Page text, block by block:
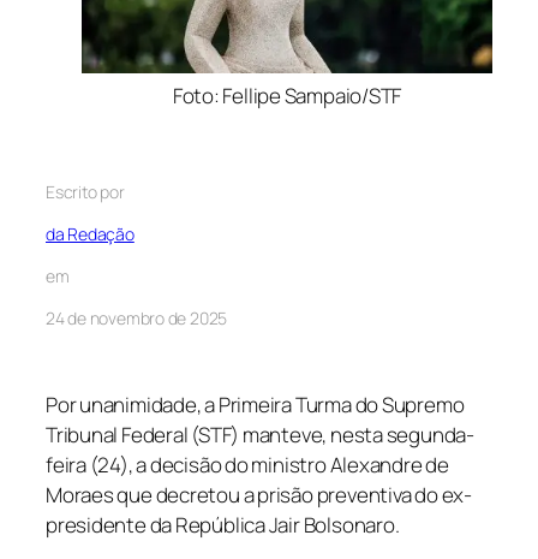
Foto: Fellipe Sampaio/STF
Escrito por
da Redação
em
24 de novembro de 2025
Por unanimidade, a Primeira Turma do Supremo
Tribunal Federal (STF) manteve, nesta segunda-
feira (24), a decisão do ministro Alexandre de
Moraes que decretou a prisão preventiva do ex-
presidente da República Jair Bolsonaro.